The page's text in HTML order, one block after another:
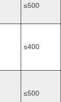
≤500
≤400
≤500